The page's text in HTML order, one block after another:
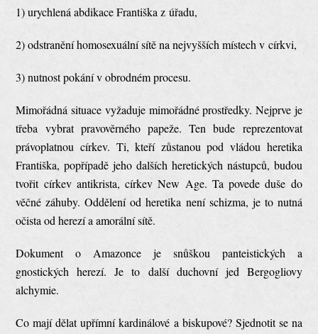
1) urychlená abdikace Františka z úřadu,
2) odstranění homosexuální sítě na nejvyšších místech v církvi,
3) nutnost pokání v obrodném procesu.
Mimořádná situace vyžaduje mimořádné prostředky. Nejprve je
třeba vybrat pravověrného papeže. Ten bude reprezentovat
právoplatnou církev. Ti, kteří zůstanou pod vládou heretika
Františka, popřípadě jeho dalších heretických nástupců, budou
tvořit církev antikrista, církev New Age. Ta povede duše do
věčné záhuby. Oddělení od heretika není schizma, je to nutná
očista od herezí a amorální sítě.
Dokument o Amazonce je snůškou panteistických a
gnostických herezí. Je to další duchovní jed Bergogliovy
alchymie.
Co mají dělat upřímní kardinálové a biskupové? Sjednotit se na